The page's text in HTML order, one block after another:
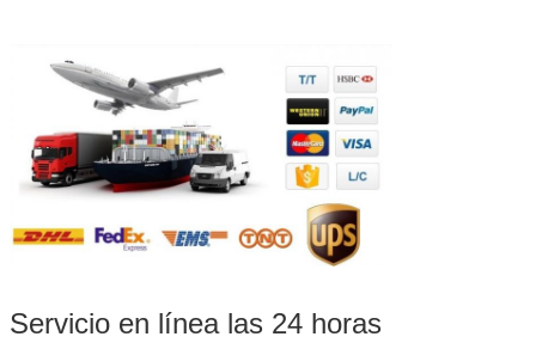
Servicio en línea las 24 horas